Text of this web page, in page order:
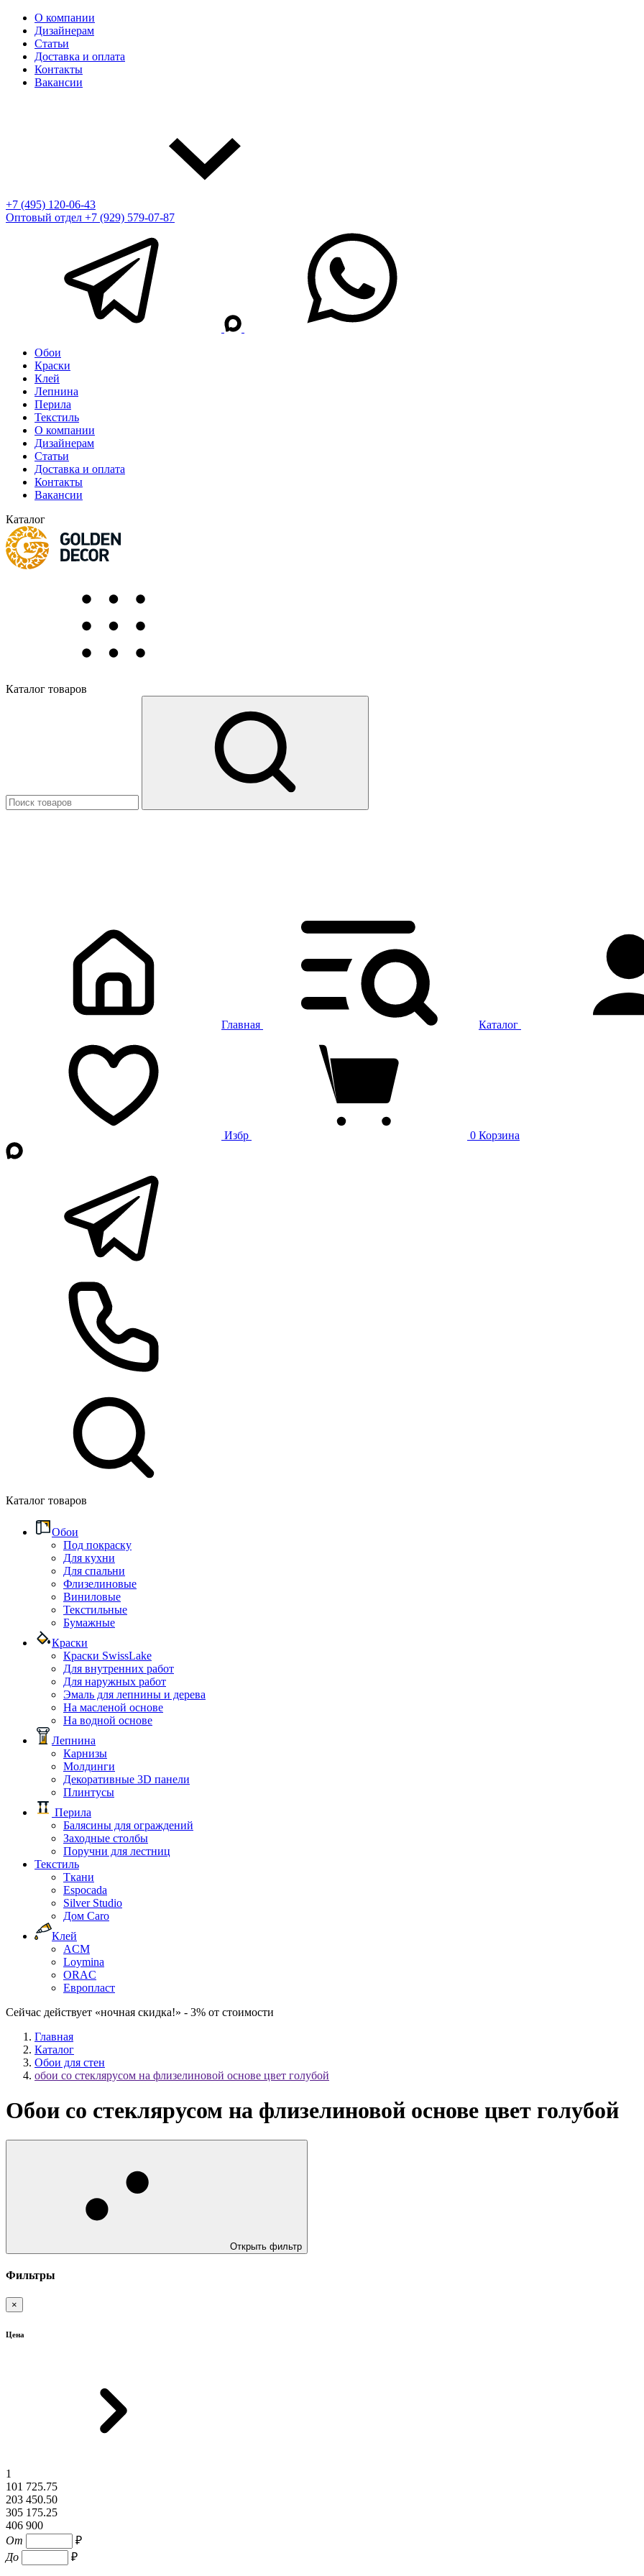
О компании
Дизайнерам
Статьи
Доставка и оплата
Контакты
Вакансии
+7 (495) 120-06-43
Оптовый отдел +7 (929) 579-07-87
Обои
Краски
Клей
Лепнина
Перила
Текстиль
О компании
Дизайнерам
Статьи
Доставка и оплата
Контакты
Вакансии
Каталог
Каталог товаров
Главная Каталог
Избр 0 Корзина
Каталог товаров
Обои
Под покраску
Для кухни
Для спальни
Флизелиновые
Виниловые
Текстильные
Бумажные
Краски
Краски SwissLake
Для внутренних работ
Для наружных работ
Эмаль для лепнины и дерева
На масленой основе
На водной основе
Лепнина
Карнизы
Молдинги
Декоративные 3D панели
Плинтусы
Перила
Балясины для ограждений
Заходные столбы
Поручни для лестниц
Текстиль
Ткани
Espocada
Silver Studio
Дом Caro
Клей
ACM
Loymina
ORAC
Европласт
Сейчас действует «ночная скидка!» - 3% от стоимости
Главная
Каталог
Обои для стен
обои со стеклярусом на флизелиновой основе цвет голубой
Обои со стеклярусом на флизелиновой основе цвет голубой
Открыть фильтр
Фильтры
×
Цена
1
101 725.75
203 450.50
305 175.25
406 900
От
₽
До
₽